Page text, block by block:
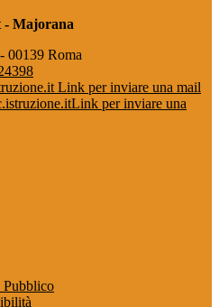
- Majorana
00139 Roma
Link per inviare una mail
Link per inviare una